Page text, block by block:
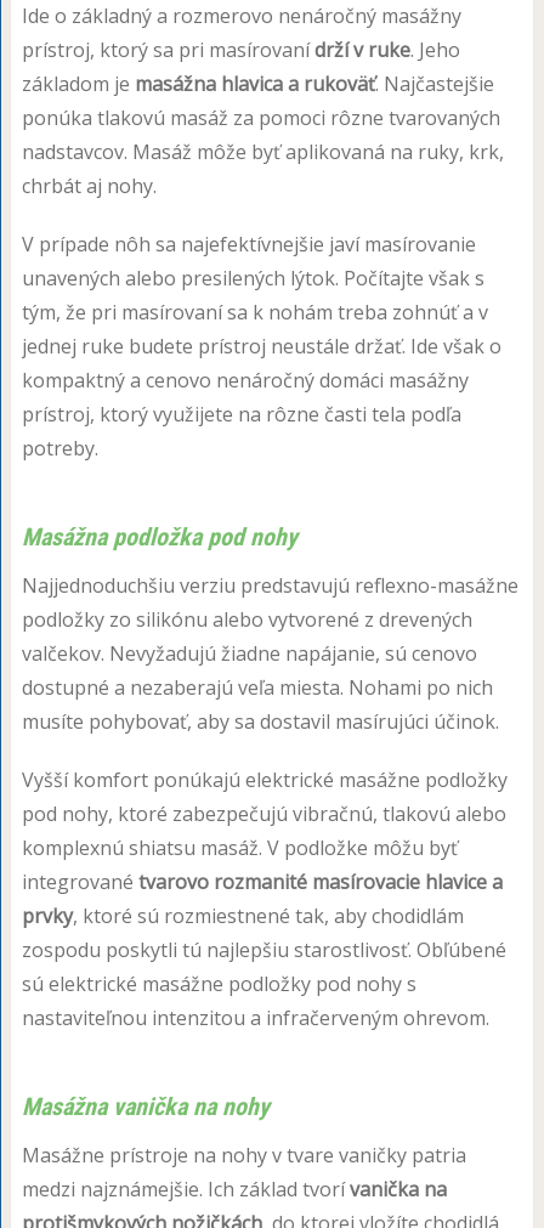
Ide o základný a rozmerovo nenáročný masážny
prístroj, ktorý sa pri masírovanídrží v ruke. Jeho
základom je masážna hlavica a rukoväť. Najčastejšie
ponúka tlakovú masáž za pomoci rôzne tvarovaných
nadstavcov. Masáž môže byť aplikovaná na ruky, krk,
chrbát aj nohy.
V prípade nôh sa najefektívnejšie javí masírovanie
unavených alebo presilených lýtok. Počítajte však s
tým, že pri masírovaní sa k nohám treba zohnúť a v
jednej ruke budete prístroj neustále držať. Ide však o
kompaktný a cenovo nenáročný domáci masážny
prístroj, ktorý využijete na rôzne časti tela podľa
potreby.
Masážna podložka pod nohy
Najjednoduchšiu verziu predstavujú reflexno-masážne
podložky zo silikónu alebo vytvorené z drevených
valčekov. Nevyžadujú žiadne napájanie, sú cenovo
dostupné a nezaberajú veľa miesta. Nohami po nich
musíte pohybovať, aby sa dostavil masírujúci účinok.
Vyšší komfort ponúkajú elektrické masážne podložky
pod nohy, ktoré zabezpečujú vibračnú, tlakovú alebo
komplexnú shiatsu masáž. V podložke môžu byť
integrované tvarovo rozmanité masírovacie hlavice a
prvky, ktoré sú rozmiestnené tak, aby chodidlám
zospodu poskytli tú najlepšiu starostlivosť. Obľúbené
sú elektrické masážne podložky pod nohy s
nastaviteľnou intenzitou a infračerveným ohrevom.
Masážna vanička na nohy
Masážne prístroje na nohy v tvare vaničky patria
medzi najznámejšie. Ich základ tvorívanička na